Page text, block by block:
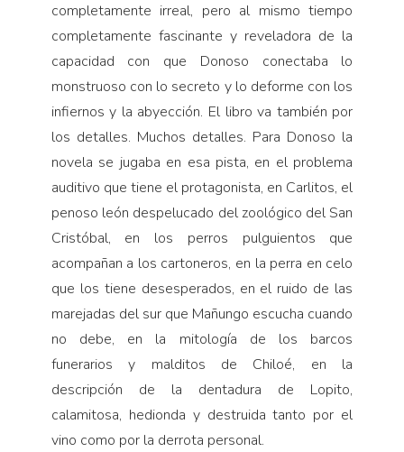
completamente irreal, pero al mismo tiempo
completamente fascinante y reveladora de la
capacidad con que Donoso conectaba lo
monstruoso con lo secreto y lo deforme con los
infiernos y la abyección. El libro va también por
los detalles. Muchos detalles. Para Donoso la
novela se jugaba en esa pista, en el problema
auditivo que tiene el protagonista, en Carlitos, el
penoso león despelucado del zoológico del San
Cristóbal, en los perros pulguientos que
acompañan a los cartoneros, en la perra en celo
que los tiene desesperados, en el ruido de las
marejadas del sur que Mañungo escucha cuando
no debe, en la mitología de los barcos
funerarios y malditos de Chiloé, en la
descripción de la dentadura de Lopito,
calamitosa, hedionda y destruida tanto por el
vino como por la derrota personal.